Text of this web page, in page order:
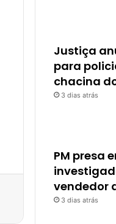
Justiça
para
chacina
3 dias atrás
PM presa
vendedor
3 dias atrás